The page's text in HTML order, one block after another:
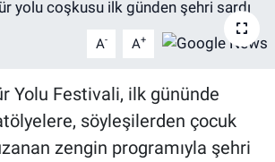
A- A+
Yolu Festivali, ilk gününde
söyleşilerden çocuk
zengin programıyla şehri